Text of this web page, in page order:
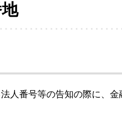
人番号等の告知の際に、